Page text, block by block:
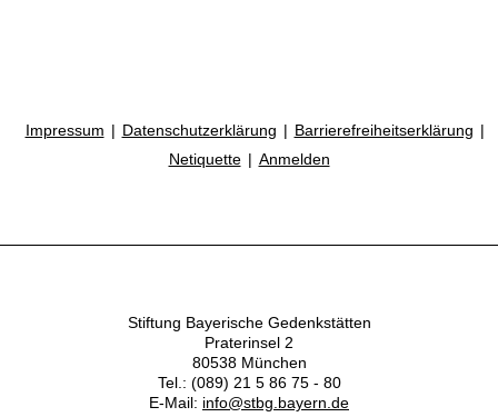
Impressum Datenschutzerklärung
Barrierefreiheitserklärung
Netiquette
Anmelden
Stiftung Bayerische Gedenkstätten
Praterinsel 2
80538 München
Tel.: (089) 21 5 86 75 - 80
E-Mail: info@stbg.bayern.de